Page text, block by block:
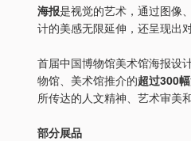
海报是视觉的艺术，通过图像
计的美感无限延伸，还呈现出
首届中国博物馆美术馆海报设
物馆、美术馆推介的超过300幅
所传达的人文精神、艺术审美
部分展品